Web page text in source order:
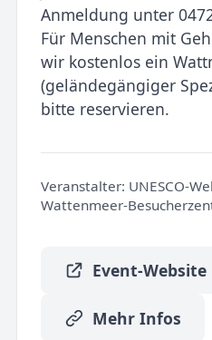
Anmeldung unter
Für Menschen mit
wir kostenlos ein
(geländegängiger
bitte reservieren.
Veranstalter: UNESCO-
Wattenmeer-
Event-Website
Mehr Infos